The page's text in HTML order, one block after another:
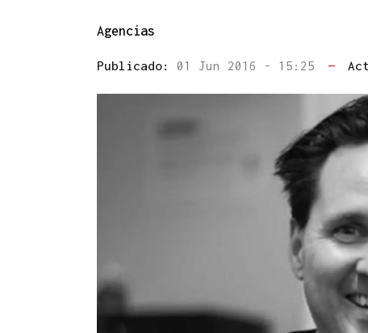
Agencias
Publicado: 01 Jun 2016 - 15:25 —